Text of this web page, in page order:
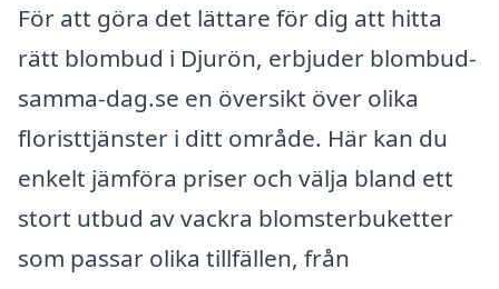
För att göra det lättare för dig att hitta
rätt blombud i Djurön, erbjuder blombud-
samma-dag.se en översikt över olika
floristtjänster i ditt område. Här kan du
enkelt jämföra priser och välja bland ett
stort utbud av vackra blomsterbuketter
som passar olika tillfällen, från